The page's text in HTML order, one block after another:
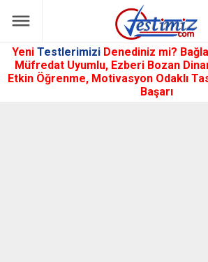
Yeni Testlerimizi Denediniz mi?
Müfredat Uyumlu, Ezberi Bozan
Etkin Öğrenme, Motivasyon Odaklı
Başarı